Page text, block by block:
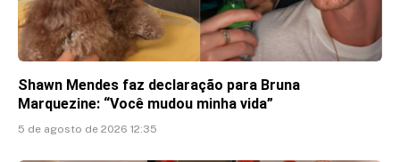
Shawn Mendes faz declaração para Bruna
Marquezine: “Você mudou minha vida”
5 de agosto de 2026 12:35